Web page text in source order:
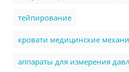
тейпирование
кровати медицинские
аппараты для измерения